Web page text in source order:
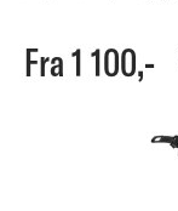
Fra 1 100,-